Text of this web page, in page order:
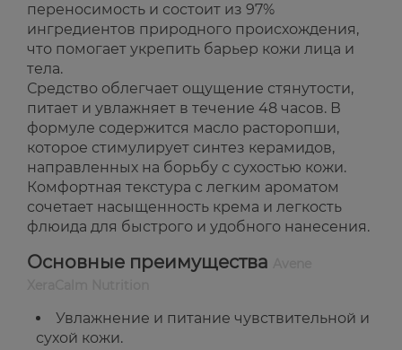
переносимость и состоит из 97%
ингредиентов природного происхождения,
что помогает укрепить барьер кожи лица и
тела.
Средство облегчает ощущение стянутости,
питает и увлажняет в течение 48 часов. В
формуле содержится масло расторопши,
которое стимулирует синтез керамидов,
направленных на борьбу с сухостью кожи.
Комфортная текстура с легким ароматом
сочетает насыщенность крема и легкость
флюида для быстрого и удобного нанесения.
Основные преимущества
Увлажнение и питание чувствительной и
сухой кожи.